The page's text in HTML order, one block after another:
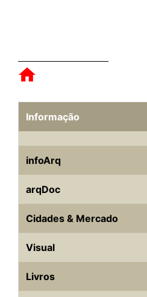
Informação
infoArq
arqDoc
Cidades & Mercado
Visual
Livros